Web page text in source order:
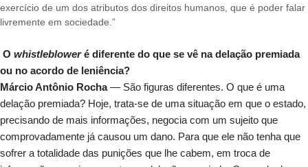
exercício de um dos atributos dos direitos humanos, que é poder falar
livremente em sociedade.”
O whistlebloweré diferente do que se vê na delação premiada
ou no acordo de leniência?
Márcio Antônio Rocha— São figuras diferentes. O que é uma
delação premiada? Hoje, trata-se de uma situação em que o estado,
precisando de mais informações, negocia com um sujeito que
comprovadamente já causou um dano. Para que ele não tenha que
sofrer a totalidade das punições que lhe cabem, em troca de